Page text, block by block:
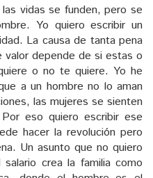
vidas se funden, pero se
Yo quiero escribir un
La causa de tanta pena
depende de si estas o
o no te quiere. Yo he
a un hombre no lo aman
las mujeres se sienten
eso quiero escribir ese
hacer la revolución pero
Un asunto que no quiero
crea la familia como